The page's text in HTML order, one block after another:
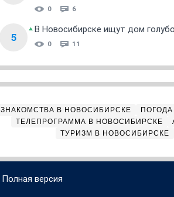
0 6
5
В Новосибирске ищут дом
0 11
ЗНАКОМСТВА В НОВОСИБИРСКЕ
ТЕЛЕПРОГРАММА В НОВОСИБИРСКЕ
ТУРИЗМ В НОВОСИБИРСКЕ
Полная версия